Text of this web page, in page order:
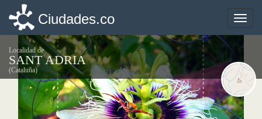
Toggle
Ciudades.co
Localidad de
SANT ADRIA
(Cataluña)
Toggle
Ciudades.co